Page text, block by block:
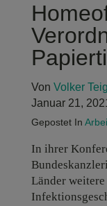
Von Volker
Januar 21, 2021
Gepostet In
In ihrer
Länder